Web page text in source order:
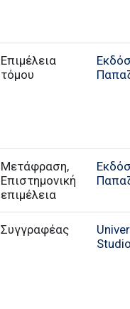
Επιμέλεια
τόμου
Μετάφραση,
Επιστημονική
επιμέλεια
Συγγραφέας